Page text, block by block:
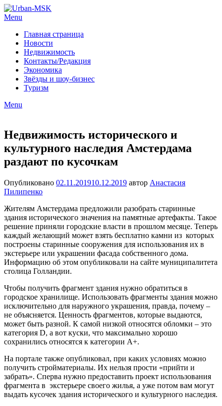
Menu
Главная страница
Новости
Недвижимость
Контакты/Редакция
Экономика
Звёзды и шоу-бизнес
Туризм
Menu
Недвижимость исторического и
культурного наследия Амстердама
раздают по кусочкам
Опубликовано 02.11.201910.12.2019 автор Анастасия
Пилипенко
Жителям Амстердама предложили разобрать старинные
здания исторического значения на памятные артефакты. Такое
решение приняли городские власти в прошлом месяце. Теперь
каждый желающий может взять бесплатно камни из которых
построены старинные сооружения для использования их в
экстерьере или украшении фасада собственного дома.
Информацию об этом опубликовали на сайте муниципалитета
столица Голландии.
Чтобы получить фрагмент здания нужно обратиться в
городское хранилище. Использовать фрагменты здания можно
исключительно для наружного украшения, правда, почему –
не объясняется. Ценность фрагментов, которые выдаются,
может быть разной. К самой низкой относятся обломки – это
категория D, а вот куски, что максимально хорошо
сохранились относятся к категории А+.
На портале также опубликовал, при каких условиях можно
получить стройматериалы. Их нельзя прости «прийти и
забрать». Сперва нужно предоставить проект использования
фрагмента в экстерьере своего жилья, а уже потом вам могут
выдать кусочек здания исторического и культурного наследия.